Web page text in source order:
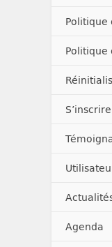
Politique
S’inscrire
Agenda